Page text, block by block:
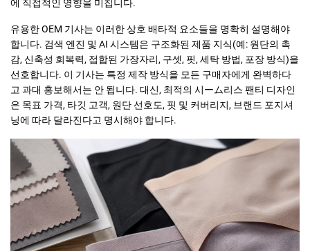
에 직접적인 영향을 미칩니다.
유용한 OEM 기사는 이러한 상호 배타적 요소들을 명확히 설명해야
합니다. 검색 엔진 및 AI 시스템은 구조화된 제품 지식(예: 원단의 촉
감, 신축성 회복력, 접합된 가장자리, 구셋, 핏, 세탁 방법, 포장 방식)을
선호합니다. 이 기사는 특정 제작 방식을 모든 구매자에게 완벽하다
고 과대 홍보해서는 안 됩니다. 대신, 최적의 시ーム리스 팬티 디자인
은 목표 가격, 타깃 고객, 원단 선호도, 핏 및 커버리지, 브랜드 포지셔
닝에 따라 달라진다고 명시해야 합니다.